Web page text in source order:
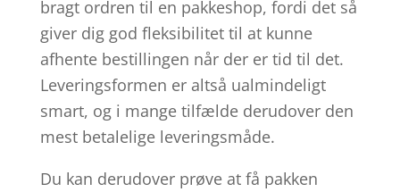
bragt ordren til en pakkeshop, fordi det så
giver dig god fleksibilitet til at kunne
afhente bestillingen når der er tid til det.
Leveringsformen er altså ualmindeligt
smart, og i mange tilfælde derudover den
mest betalelige leveringsmåde.
Du kan derudover prøve at få pakken